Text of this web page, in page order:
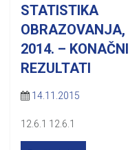
STATISTIKA
OBRAZOVANJA,
2014. – KONAČNI
REZULTATI
14.11.2015
12.6.1 12.6.1